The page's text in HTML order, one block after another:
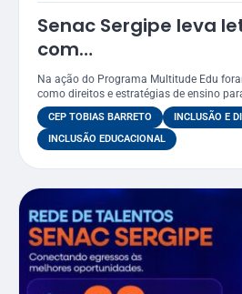
Senac Sergipe leva
com
foco LGBTQIAPN+
do CEP Tobias
Na ação do Programa Multitude Edu
como direitos e estratégias de ensino
CEP TOBIAS BARRETO
INCLUSÃO E
INCLUSÃO EDUCACIONAL